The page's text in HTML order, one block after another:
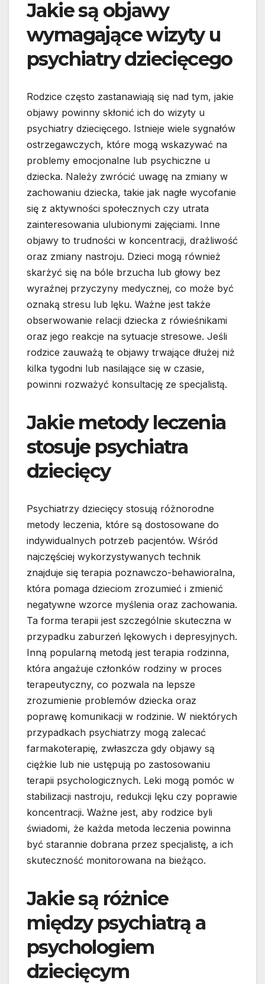
Jakie są objawy
wymagające wizyty u
psychiatry dziecięcego
Rodzice często zastanawiają się nad tym, jakie
objawy powinny skłonić ich do wizyty u
psychiatry dziecięcego. Istnieje wiele sygnałów
ostrzegawczych, które mogą wskazywać na
problemy emocjonalne lub psychiczne u
dziecka. Należy zwrócić uwagę na zmiany w
zachowaniu dziecka, takie jak nagłe wycofanie
się z aktywności społecznych czy utrata
zainteresowania ulubionymi zajęciami. Inne
objawy to trudności w koncentracji, drażliwość
oraz zmiany nastroju. Dzieci mogą również
skarżyć się na bóle brzucha lub głowy bez
wyraźnej przyczyny medycznej, co może być
oznaką stresu lub lęku. Ważne jest także
obserwowanie relacji dziecka z rówieśnikami
oraz jego reakcje na sytuacje stresowe. Jeśli
rodzice zauważą te objawy trwające dłużej niż
kilka tygodni lub nasilające się w czasie,
powinni rozważyć konsultację ze specjalistą.
Jakie metody leczenia
stosuje psychiatra
dziecięcy
Psychiatrzy dziecięcy stosują różnorodne
metody leczenia, które są dostosowane do
indywidualnych potrzeb pacjentów. Wśród
najczęściej wykorzystywanych technik
znajduje się terapia poznawczo-behawioralna,
która pomaga dzieciom zrozumieć i zmienić
negatywne wzorce myślenia oraz zachowania.
Ta forma terapii jest szczególnie skuteczna w
przypadku zaburzeń lękowych i depresyjnych.
Inną popularną metodą jest terapia rodzinna,
która angażuje członków rodziny w proces
terapeutyczny, co pozwala na lepsze
zrozumienie problemów dziecka oraz
poprawę komunikacji w rodzinie. W niektórych
przypadkach psychiatrzy mogą zalecać
farmakoterapię, zwłaszcza gdy objawy są
ciężkie lub nie ustępują po zastosowaniu
terapii psychologicznych. Leki mogą pomóc w
stabilizacji nastroju, redukcji lęku czy poprawie
koncentracji. Ważne jest, aby rodzice byli
świadomi, że każda metoda leczenia powinna
być starannie dobrana przez specjalistę, a ich
skuteczność monitorowana na bieżąco.
Jakie są różnice
między psychiatrą a
psychologiem
dziecięcym